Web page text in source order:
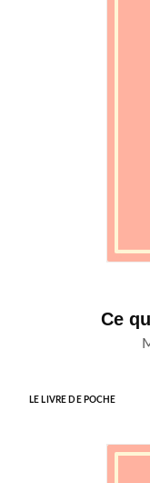
Ce
LE LIVRE DE POCHE